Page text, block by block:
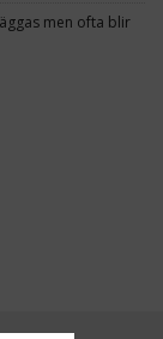
men ofta blir